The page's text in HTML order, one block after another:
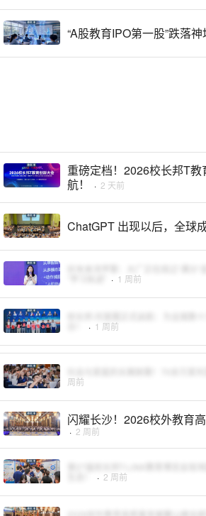
“A股教育IPO第一股”跌落
重磅定档！2026校长邦T
航！
· 2 天前
ChatGPT 出现以后，全球
· 1 周前
· 1 周前
周前
闪耀长沙！2026校外教育
· 2 周前
· 2 周前